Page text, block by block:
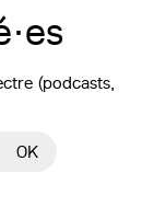
(podcasts,
OK